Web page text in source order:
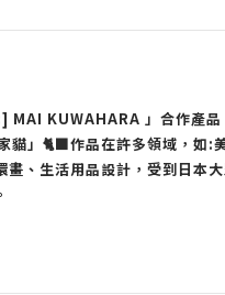
MAI KUWAHARA 」 合作產品
貓」 🐈‍⬛作品在許多領域，如:
畫、生活用品設計，受到日本